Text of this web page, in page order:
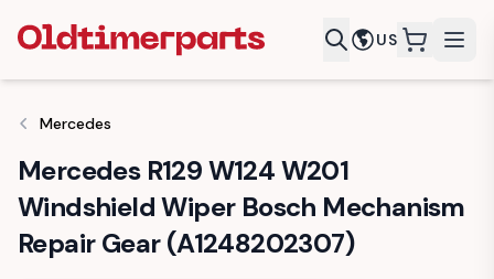
US
Mercedes
Mercedes R129 W124 W201
Windshield Wiper Bosch Mechanism
Repair Gear (A1248202307)